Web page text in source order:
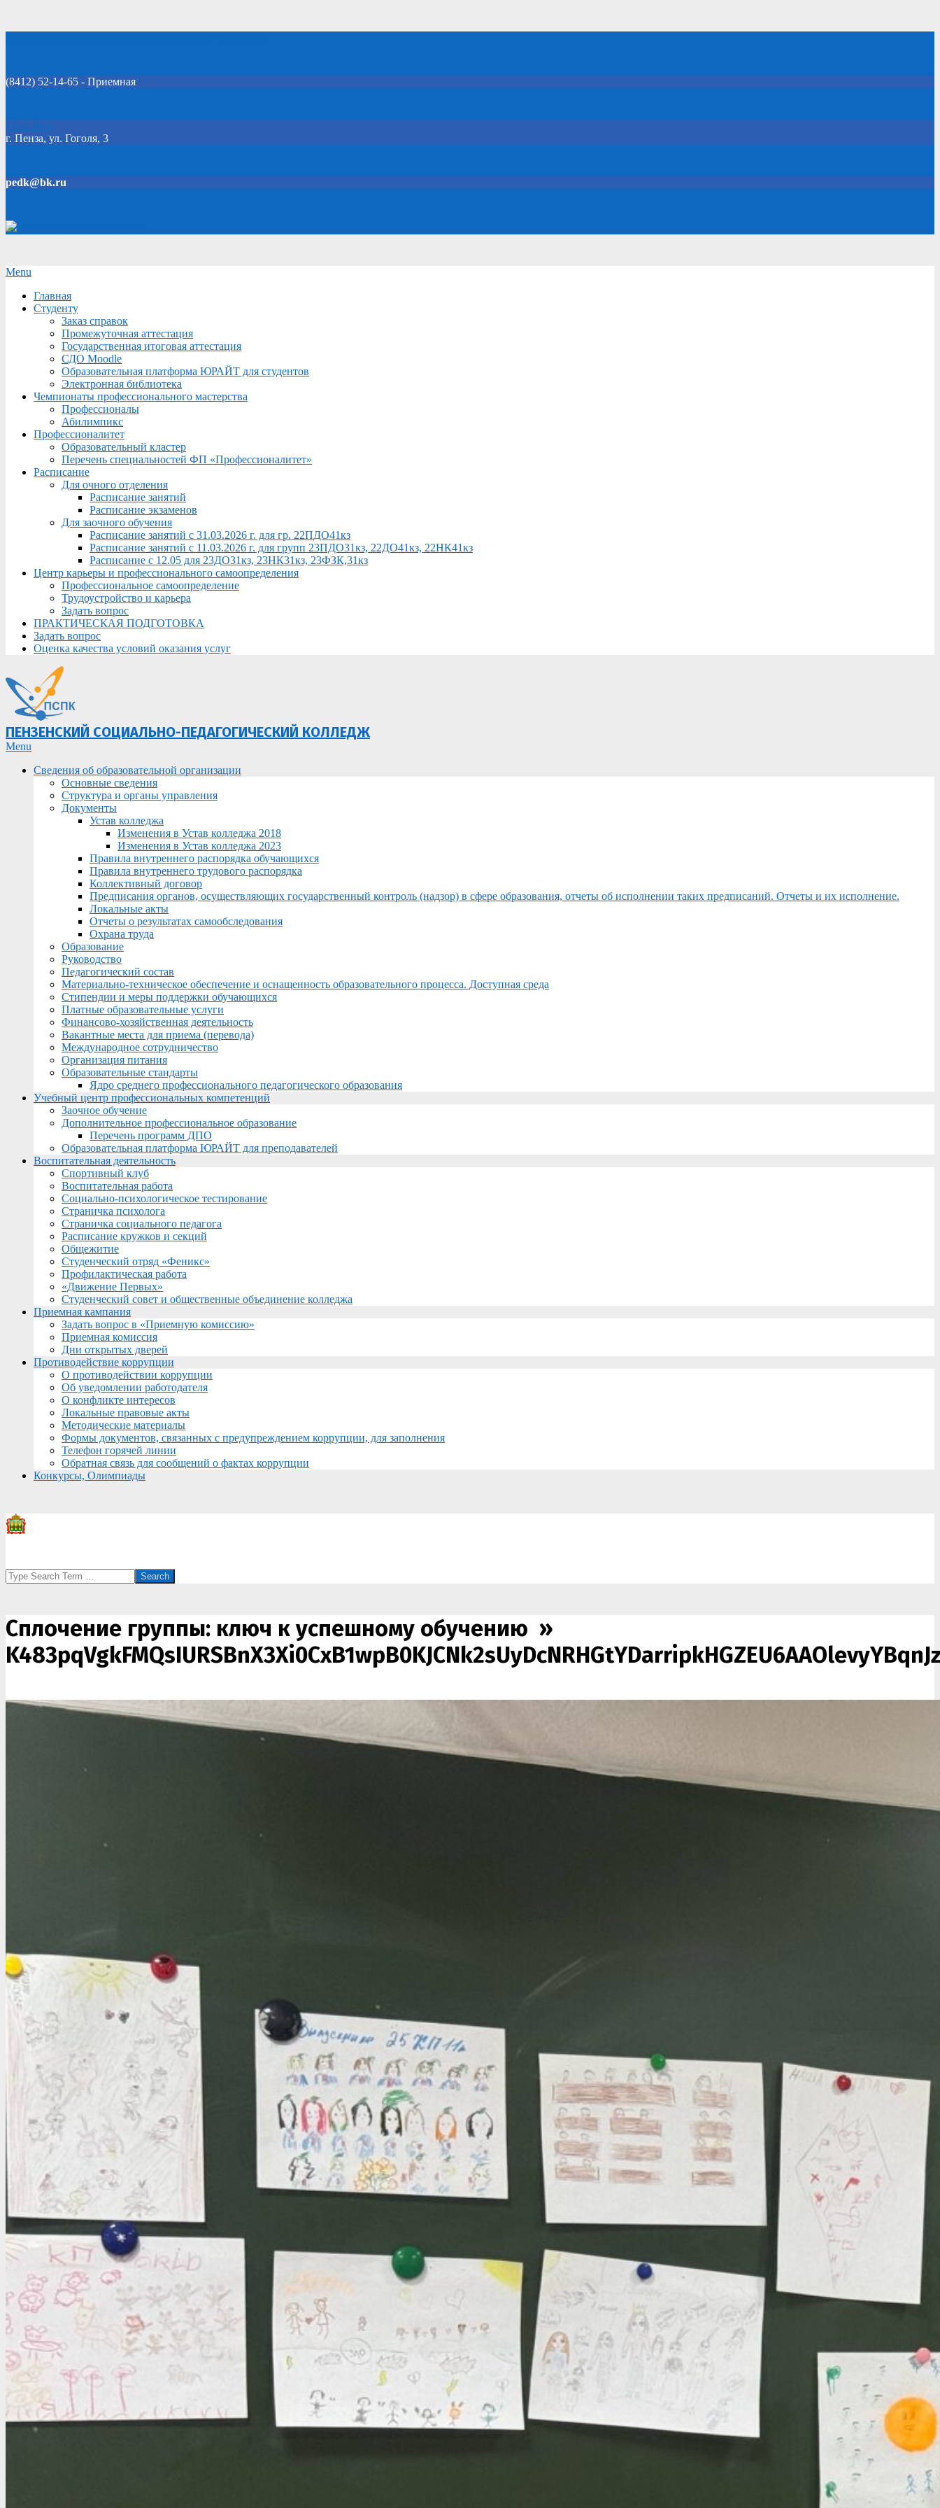
(8412) 52-14-65 - Приемная
Click Here
г. Пенза, ул. Гоголя, 3
pedk@bk.ru
Secondary
Menu
Menu
Главная
Студенту
Заказ справок
Промежуточная аттестация
Государственная итоговая аттестация
СДО Moodle
Образовательная платформа ЮРАЙТ для студентов
Электронная библиотека
Чемпионаты профессионального мастерства
Профессионалы
Абилимпикс
Профессионалитет
Образовательный кластер
Перечень специальностей ФП «Профессионалитет»
Расписание
Для очного отделения
Расписание занятий
Расписание экзаменов
Для заочного обучения
Расписание занятий с 31.03.2026 г. для гр. 22ПДО41кз
Расписание занятий с 11.03.2026 г. для групп 23ПДО31кз, 22ДО41кз, 22НК41кз
Расписание с 12.05 для 23ДО31кз, 23НК31кз, 23ФЗК,31кз
Центр карьеры и профессионального самоопределения
Профессиональное самоопределение
Трудоустройство и карьера
Задать вопрос
ПРАКТИЧЕСКАЯ ПОДГОТОВКА
Задать вопрос
Оценка качества условий оказания услуг
ПЕНЗЕНСКИЙ СОЦИАЛЬНО-ПЕДАГОГИЧЕСКИЙ КОЛЛЕДЖ
Primary
Menu
Menu
Сведения об образовательной организации
Основные сведения
Структура и органы управления
Документы
Устав колледжа
Изменения в Устав колледжа 2018
Изменения в Устав колледжа 2023
Правила внутреннего распорядка обучающихся
Правила внутреннего трудового распорядка
Коллективный договор
Предписания органов, осуществляющих государственный контроль (надзор) в сфере образования, отчеты об исполнении таких предписаний. Отчеты и их исполнение.
Локальные акты
Отчеты о результатах самообследования
Охрана труда
Образование
Руководство
Педагогический состав
Материально-техническое обеспечение и оснащенность образовательного процесса. Доступная среда
Стипендии и меры поддержки обучающихся
Платные образовательные услуги
Финансово-хозяйственная деятельность
Вакантные места для приема (перевода)
Международное сотрудничество
Организация питания
Образовательные стандарты
Ядро среднего профессионального педагогического образования
Учебный центр профессиональных компетенций
Заочное обучение
Дополнительное профессиональное образование
Перечень программ ДПО
Образовательная платформа ЮРАЙТ для преподавателей
Воспитательная деятельность
Спортивный клуб
Воспитательная работа
Социально-психологическое тестирование
Страничка психолога
Страничка социального педагога
Расписание кружков и секций
Общежитие
Студенческий отряд «Феникс»
Профилактическая работа
«Движение Первых»
Студенческий совет и общественные объединение колледжа
Приемная кампания
Задать вопрос в «Приемную комиссию»
Приемная комиссия
Дни открытых дверей
Противодействие коррупции
О противодействии коррупции
Об уведомлении работодателя
О конфликте интересов
Локальные правовые акты
Методические материалы
Формы документов, связанных с предупреждением коррупции, для заполнения
Телефон горячей линии
Обратная связь для сообщений о фактах коррупции
Конкурсы, Олимпиады
Search
Сплочение группы: ключ к успешному обучению »